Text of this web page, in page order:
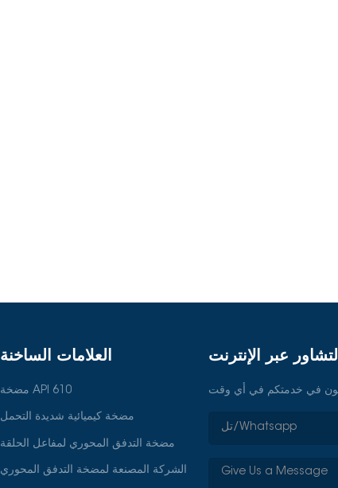
العلامات الساخنة
مضخة API 610
مضخة كيميائية شديدة التحمل
مضخة التدفق المحوري لمفاعل الحلقة
الشركة المصنعة لمضخة التدفق المحوري
التشاور عبر الإنترنت